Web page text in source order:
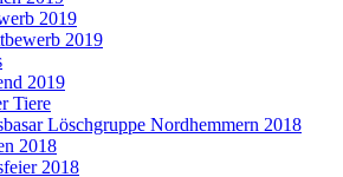
2019
2019
2019
Tiere
Löschgruppe Nordhemmern 2018
2018
2018